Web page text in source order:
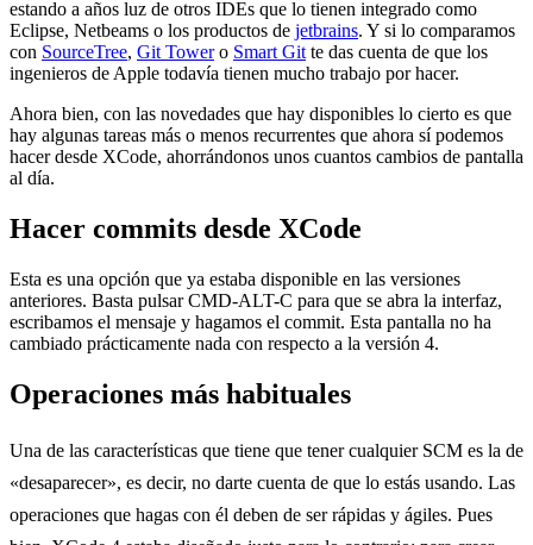
estando a años luz de otros IDEs que lo tienen integrado como
Eclipse, Netbeams o los productos de jetbrains. Y si lo comparamos
con SourceTree, Git Towero Smart Git te das cuenta de que los
ingenieros de Apple todavía tienen mucho trabajo por hacer.
Ahora bien, con las novedades que hay disponibles lo cierto es que
hay algunas tareas más o menos recurrentes que ahora sí podemos
hacer desde XCode, ahorrándonos unos cuantos cambios de pantalla
al día.
Hacer commits desde XCode
Esta es una opción que ya estaba disponible en las versiones
anteriores. Basta pulsar CMD-ALT-C para que se abra la interfaz,
escribamos el mensaje y hagamos el commit. Esta pantalla no ha
cambiado prácticamente nada con respecto a la versión 4.
Operaciones más habituales
Una de las características que tiene que tener cualquier SCM es la de
«desaparecer», es decir, no darte cuenta de que lo estás usando. Las
operaciones que hagas con él deben de ser rápidas y ágiles. Pues